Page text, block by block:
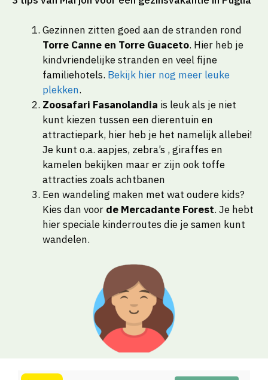
Gezinnen zitten goed aan de stranden rond
Torre Canne en Torre Guaceto. Hier heb je
kindvriendelijke stranden en veel fijne
familiehotels. Bekijk hier nog meer leuke
plekken.
Zoosafari Fasanolandia is leuk als je niet
kunt kiezen tussen een dierentuin en
attractiepark, hier heb je het namelijk allebei!
Je kunt o.a. aapjes, zebra’s , giraffes en
kamelen bekijken maar er zijn ook toffe
attracties zoals achtbanen
Een wandeling maken met wat oudere kids?
Kies dan voor de Mercadante Forest. Je hebt
hier speciale kinderroutes die je samen kunt
wandelen.